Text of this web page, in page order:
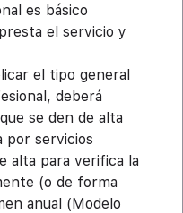
es básico
el servicio y
el tipo general
deberá
se den de alta
por servicios
alta para verifica la
(o de forma
anual (Modelo